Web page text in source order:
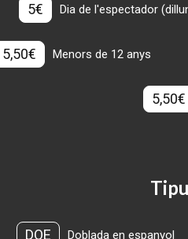
5€ Dia de l'espectador
5,50€ Menors de 12 anys
5,50€
DOE Doblada en espanyol